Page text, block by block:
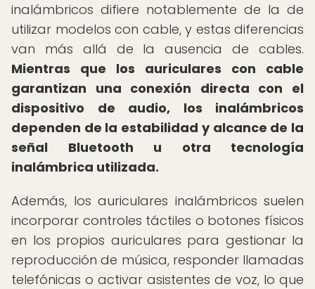
inalámbricos difiere notablemente de la de
utilizar modelos con cable, y estas diferencias
van más allá de la ausencia de cables.
Mientras que los auriculares con cable
garantizan una conexión directa con el
dispositivo de audio, los inalámbricos
dependen de la estabilidad y alcance de la
señal Bluetooth u otra tecnología
inalámbrica utilizada.
Además, los auriculares inalámbricos suelen
incorporar controles táctiles o botones físicos
en los propios auriculares para gestionar la
reproducción de música, responder llamadas
telefónicas o activar asistentes de voz, lo que